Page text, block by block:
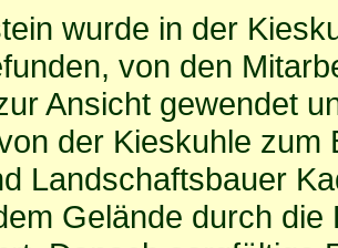
wurde in der
von den
Ansicht gewendet
der Kieskuhle
Landschaftsbauer
Gelände durch